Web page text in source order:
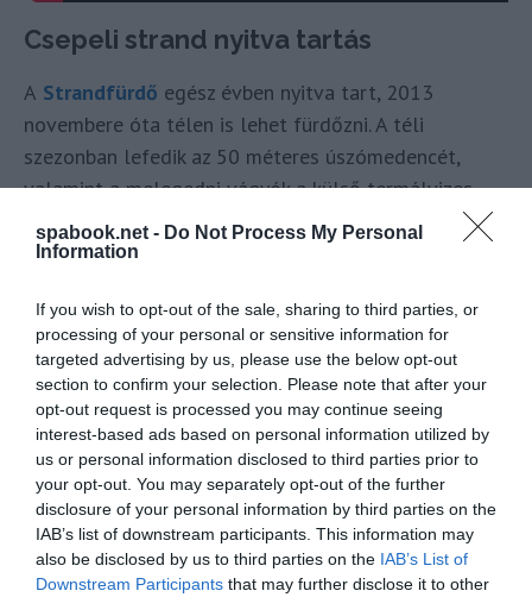
spabook.net - Do Not Process My Personal
Information
If you wish to opt-out of the sale, sharing to third parties, or
processing of your personal or sensitive information for
targeted advertising by us, please use the below opt-out
section to confirm your selection. Please note that after your
opt-out request is processed you may continue seeing
interest-based ads based on personal information utilized by
us or personal information disclosed to third parties prior to
your opt-out. You may separately opt-out of the further
disclosure of your personal information by third parties on the
IAB’s list of downstream participants. This information may
also be disclosed by us to third parties on the IAB’s List of
Downstream Participants that may further disclose it to other
Csepeli strand nyitva tartás
A Strandfürdő egész évben nyitva tart, 2013
novembere óta télen is lehet fürdőzni. A téli
szezonban lefedik az 50 méteres úszómedencét,
valamint a melegedni vágyók a külső termálvizes
medencét is használhatják. A szauna télen-nyáron
üzemel, egy külön álló szauna-faházban. Különböző
mellé dukál saját hideg vizes merülő medence is. A
téli üzem alatt a medence mellé telepített, fűtött
öltöző-konténerekben lehet átöltözni.
A fedett úszómedence délutánonként vízilabda
edzések helyszíne.